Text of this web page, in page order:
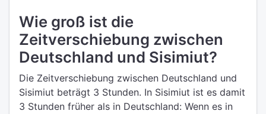
Wie groß ist die
Zeitverschiebung zwischen
Deutschland und Sisimiut?
Die Zeitverschiebung zwischen Deutschland und
Sisimiut beträgt 3 Stunden. In Sisimiut ist es damit
3 Stunden früher als in Deutschland: Wenn es in